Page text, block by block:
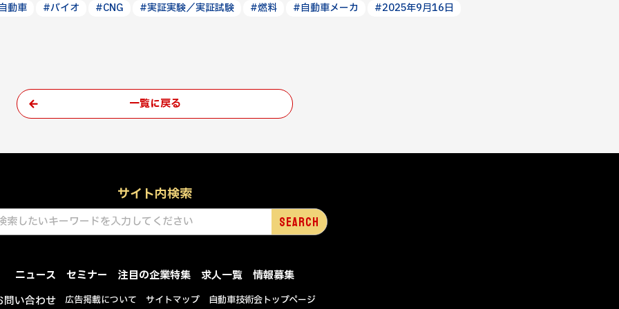
動車 #バイオ #CNG #実証実験／実証試験 #燃料 #自動車メーカ #2025年9月16日
一覧に戻る
サイト内検索
ニュース セミナー 注目の企業特集 求人一覧
情報募集
問い合わせ
広告掲載について サイトマップ 自動車技術会トップページ